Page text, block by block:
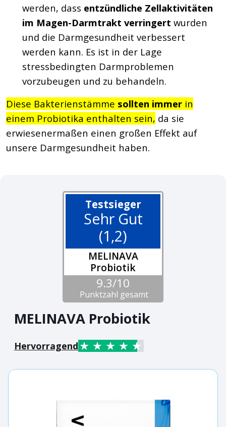
werden, dass entzündliche Zellaktivitäten
im Magen-Darmtrakt verringert wurden
und die Darmgesundheit verbessert
werden kann. Es ist in der Lage
stressbedingten Darmproblemen
vorzubeugen und zu behandeln.
Diese Bakterienstämme sollten immer in
einem Probiotika enthalten sein, da sie
erwiesenermaßen einen großen Effekt auf
unsere Darmgesundheit haben.
Testsieger
Sehr Gut
(1,2)
MELINAVA
Probiotik
9.3/10
Punktzahl gesamt
MELINAVA Probiotik
Hervorragend